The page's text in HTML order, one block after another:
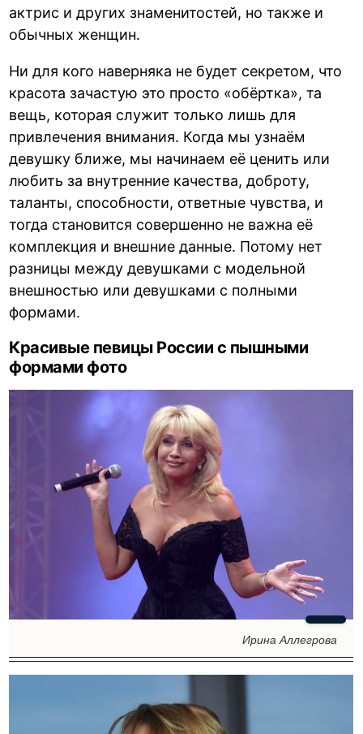
актрис и других знаменитостей, но также и
обычных женщин.
Ни для кого наверняка не будет секретом, что
красота зачастую это просто «обёртка», та
вещь, которая служит только лишь для
привлечения внимания. Когда мы узнаём
девушку ближе, мы начинаем её ценить или
любить за внутренние качества, доброту,
таланты, способности, ответные чувства, и
тогда становится совершенно не важна её
комплекция и внешние данные. Потому нет
разницы между девушками с модельной
внешностью или девушками с полными
формами.
Красивые певицы России с пышными
формами фото
Ирина Аллегрова